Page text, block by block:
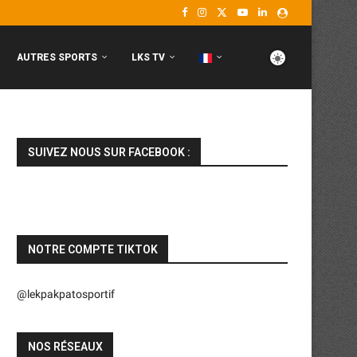
AUTRES SPORTS LKS TV
SUIVEZ NOUS SUR FACEBOOK :
NOTRE COMPTE TIKTOK
@lekpakpatosportif
NOS RÉSEAUX